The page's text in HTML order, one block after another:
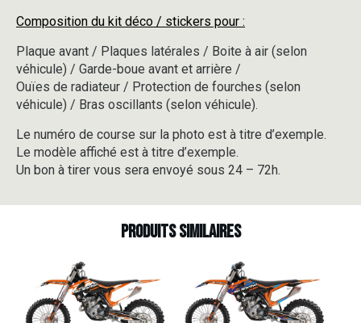
Composition du kit déco / stickers pour :
Plaque avant / Plaques latérales / Boite à air (selon
véhicule) / Garde-boue avant et arrière /
Ouïes de radiateur / Protection de fourches (selon
véhicule) / Bras oscillants (selon véhicule).
Le numéro de course sur la photo est à titre d’exemple.
Le modèle affiché est à titre d’exemple.
Un bon à tirer vous sera envoyé sous 24 – 72h.
Produits similaires